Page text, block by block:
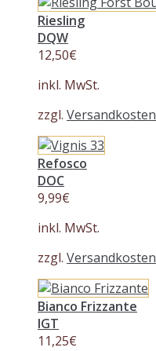
Riesling
DQW
12,50€
inkl. MwSt.
zzgl. Versandkosten
Refosco
DOC
9,99€
inkl. MwSt.
zzgl. Versandkosten
Bianco Frizzante
IGT
11,25€